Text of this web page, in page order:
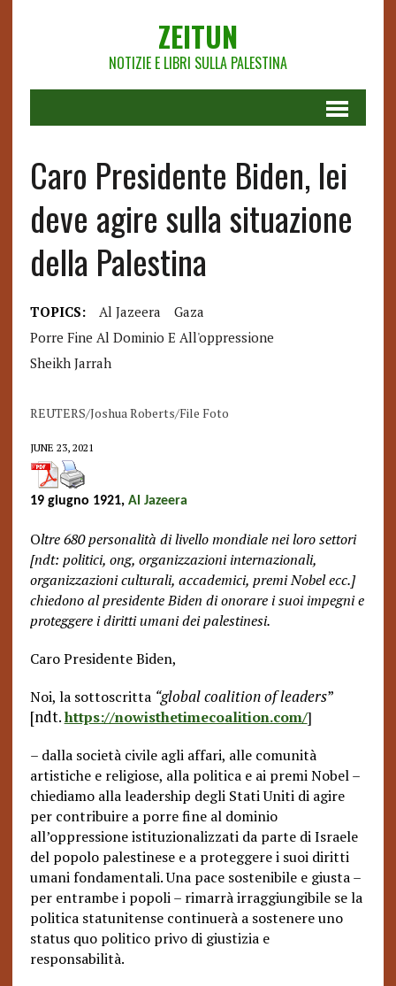
ZEITUN
NOTIZIE E LIBRI SULLA PALESTINA
Caro Presidente Biden, lei
deve agire sulla situazione
della Palestina
TOPICS: Al Jazeera
Gaza
Porre Fine Al Dominio E All'oppressione
Sheikh Jarrah
REUTERS/Joshua Roberts/File Foto
JUNE 23, 2021
19 giugno 1921, Al Jazeera
Oltre 680 personalità di livello mondiale nei loro settori
[ndt: politici, ong, organizzazioni internazionali,
organizzazioni culturali, accademici, premi Nobel ecc.]
chiedono al presidente Biden di onorare i suoi impegni e
proteggere i diritti umani dei palestinesi.
Caro Presidente Biden,
Noi, la sottoscritta “global coalition of leaders”
[ndt.https://nowisthetimecoalition.com/]
– dalla società civile agli affari, alle comunità
artistiche e religiose, alla politica e ai premi Nobel –
chiediamo alla leadership degli Stati Uniti di agire
per contribuire a porre fine al dominio
all’oppressione istituzionalizzati da parte di Israele
del popolo palestinese e a proteggere i suoi diritti
umani fondamentali. Una pace sostenibile e giusta –
per entrambe i popoli – rimarrà irraggiungibile se la
politica statunitense continuerà a sostenere uno
status quo politico privo di giustizia e
responsabilità.